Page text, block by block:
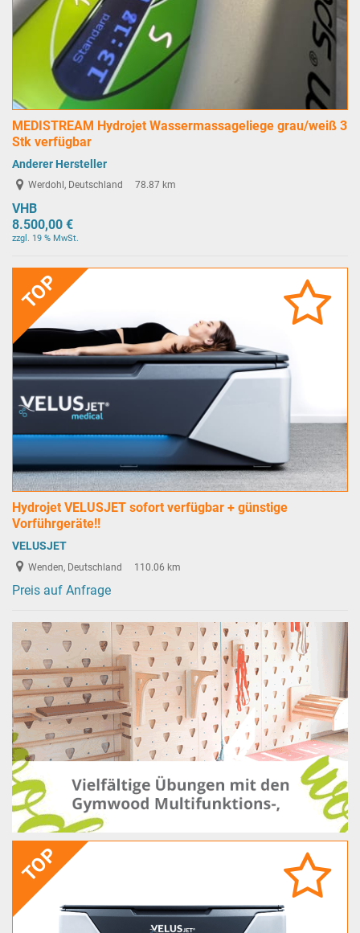
MEDISTREAM Hydrojet Wassermassageliege grau/weiß 3
Stk verfügbar
Anderer Hersteller
Werdohl, Deutschland 78.87 km
VHB
8.500,00 €
zzgl. 19 % MwSt.
TOP
Hydrojet VELUSJET sofort verfügbar + günstige
Vorführgeräte!!
VELUSJET
Wenden, Deutschland 110.06 km
Preis auf Anfrage
TOP